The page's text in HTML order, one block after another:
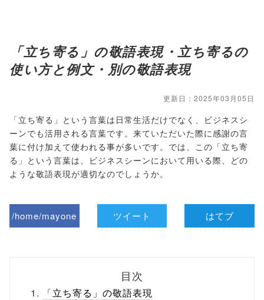
「立ち寄る」の敬語表現・立ち寄るの
使い方と例文・別の敬語表現
更新日：2025年03月05日
「立ち寄る」という言葉は日常生活だけでなく、ビジネスシ
ーンでも活用される言葉です。来ていただいた際に感謝の言
葉に付け加えて使われる事が多いです。では、この「立ち寄
る」という言葉は、ビジネスシーンにおいて用いる際、どの
ような敬語表現が適切なのでしょうか。
/home/mayone
ml/wp-
ツイート はてブ
目次
「立ち寄る」の敬語表現